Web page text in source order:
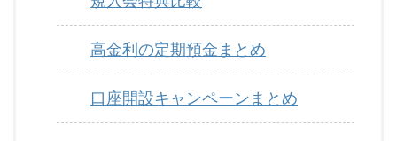
高金利の定期預金まとめ
口座開設キャンペーンまとめ